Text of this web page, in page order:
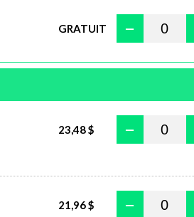
GRATUIT −
23,48 $ −
21,96 $ −